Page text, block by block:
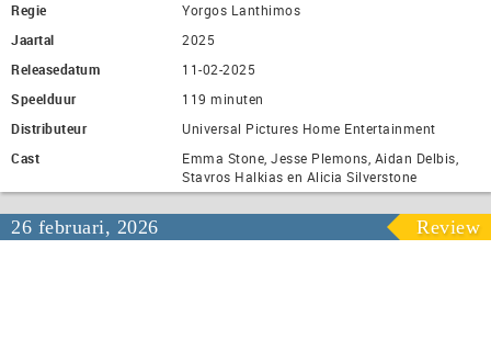
Regie
Yorgos Lanthimos
Jaartal
2025
Releasedatum
11-02-2025
Speelduur
119 minuten
Distributeur
Universal Pictures Home Entertainment
Cast
Emma Stone, Jesse Plemons, Aidan Delbis,
Stavros Halkias en Alicia Silverstone
26 februari, 2026 Review